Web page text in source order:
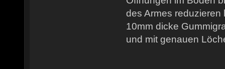
des Armes reduzieren
10mm dicke
und mit genauen